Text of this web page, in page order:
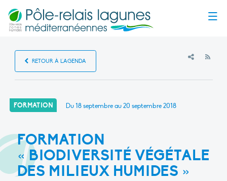
RETOUR À L'AGENDA
FORMATION Du 18 septembre au 20 septembre 2018
FORMATION
« BIODIVERSITÉ VÉGÉTALE
DES MILIEUX HUMIDES »